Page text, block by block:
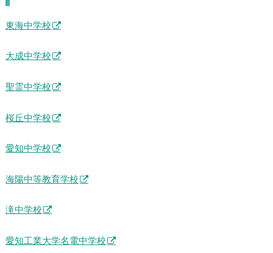
東海中学校
大成中学校
聖霊中学校
桜丘中学校
愛知中学校
海陽中等教育学校
滝中学校
愛知工業大学名電中学校